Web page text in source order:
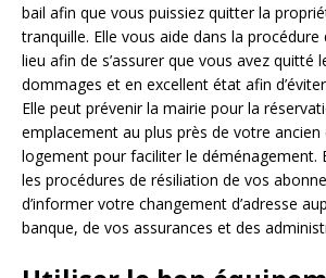
bail afin que vous puissiez quitter la
tranquille. Elle vous aide dans la
lieu afin de s’assurer que vous avez quitté
dommages et en excellent état afin
Elle peut prévenir la mairie pour la
emplacement au plus près de votre ancien
logement pour faciliter le déménagement.
les procédures de résiliation de vos
d’informer votre changement d’adresse
banque, de vos assurances et des